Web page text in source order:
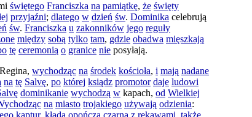
świętego Franciszka na pamiątkę, że święty
przyjaźni; dlatego w dzień św. Dominika celebrują
św. Franciszka u zakonników jego reguły
między sobą tylko tam, gdzie obadwa mięszkają
tę ceremonią o granice nie posyłają.
Regina, wychodząc na środek kościoła, i mają nadane
na tę Salvę, po której ksiądz promotor daje ludowi
dominikanie wychodzą w kapach, od Wielkiej
na miasto trojakiego używają odzienia: